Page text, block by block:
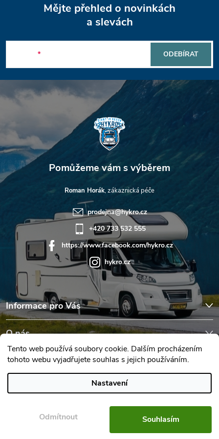
Tento web používá soubory cookie. Dalším procházením
tohoto webu vyjadřujete souhlas s jejich používáním.
Nastavení
Odmítnout Souhlasím
a
t
í
Mějte přehled o novinkách
a slevách
ODEBÍRAT
Informace pro Vás
O nás
Hodnocení obchodu
Roman Horák
prodejna@hykro.cz
+420 733 532 555
https://www.facebook.com/hykro.cz
hykro.cz
Copyright 2026Karavany Hykro. Všechna práva vyhrazena.Upravit
nastavení cookies